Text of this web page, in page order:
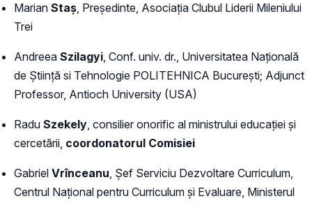
Marian Staș, Președinte, Asociația Clubul Liderii Mileniului
Trei
Andreea Szilagyi, Conf. univ. dr., Universitatea Națională
de Știință si Tehnologie POLITEHNICA București; Adjunct
Professor, Antioch University (USA)
Radu Szekely, consilier onorific al ministrului educației și
cercetării, coordonatorul Comisiei
Gabriel Vrînceanu, Şef Serviciu Dezvoltare Curriculum,
Centrul Național pentru Curriculum şi Evaluare, Ministerul